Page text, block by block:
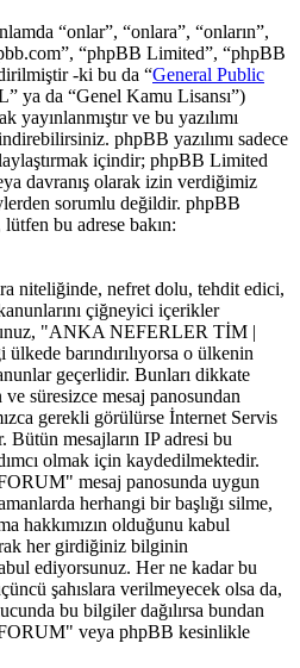
“onlar”, “onlara”, “onların”,
“phpBB Limited”, “phpBB
-ki bu da “General Public
ya da “Genel Kamu Lisansı”)
yayınlanmıştır ve bu yazılımı
phpBB yazılımı sadece
içindir; phpBB Limited
davranış olarak izin verdiğimiz
sorumlu değildir. phpBB
bu adrese bakın:
niteliğinde, nefret dolu, tehdit edici,
çiğneyici içerikler
"ANKA NEFERLER TİM |
barındırılıyorsa o ülkenin
geçerlidir. Bunları dikkate
süresizce mesaj panosundan
gerekli görülürse İnternet Servis
Bütün mesajların IP adresi bu
olmak için kaydedilmektedir.
mesaj panosunda uygun
herhangi bir başlığı silme,
hakkımızın olduğunu kabul
her girdiğiniz bilginin
ediyorsunuz. Her ne kadar bu
şahıslara verilmeyecek olsa da,
bu bilgiler dağılırsa bundan
veya phpBB kesinlikle